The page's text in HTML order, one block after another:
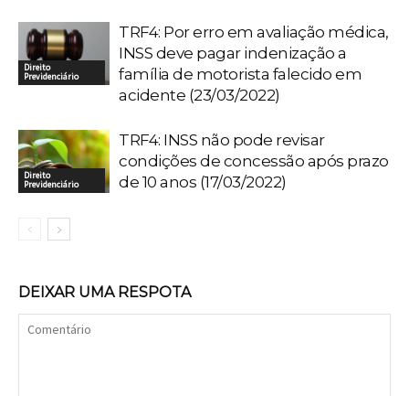
Direito
Previdenciário
TRF4: Por erro em avaliação médica,
INSS deve pagar indenização a
família de motorista falecido em
acidente (23/03/2022)
Direito
Previdenciário
TRF4: INSS não pode revisar
condições de concessão após prazo
de 10 anos (17/03/2022)
DEIXAR UMA RESPOTA